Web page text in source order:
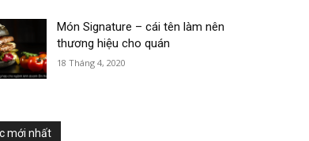
Món Signature – cái tên làm nên
thương hiệu cho quán
18 Tháng 4, 2020
mới nhất